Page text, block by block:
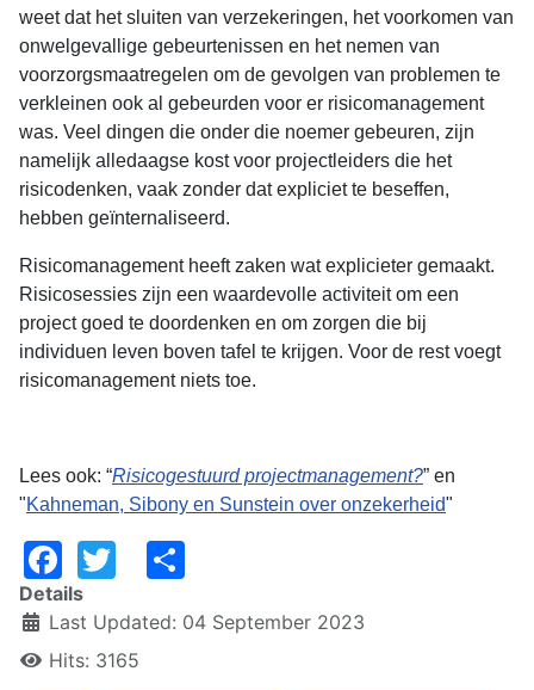
weet dat het sluiten van verzekeringen, het voorkomen van
onwelgevallige gebeurtenissen en het nemen van
voorzorgsmaatregelen om de gevolgen van problemen te
verkleinen ook al gebeurden voor er risicomanagement
was. Veel dingen die onder die noemer gebeuren, zijn
namelijk alledaagse kost voor projectleiders die het
risicodenken, vaak zonder dat expliciet te beseffen,
hebben geïnternaliseerd.
Risicomanagement heeft zaken wat explicieter gemaakt.
Risicosessies zijn een waardevolle activiteit om een
project goed te doordenken en om zorgen die bij
individuen leven boven tafel te krijgen. Voor de rest voegt
risicomanagement niets toe.
Lees ook: “Risicogestuurd projectmanagement?” en
"Kahneman, Sibony en Sunstein over onzekerheid"
Facebook
Twitter
Details
Last Updated: 04 September 2023
Hits: 3165